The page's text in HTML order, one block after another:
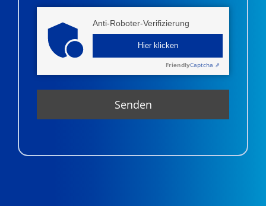
Anti-Roboter-Verifizierung
Hier klicken
FriendlyCaptcha ⇗